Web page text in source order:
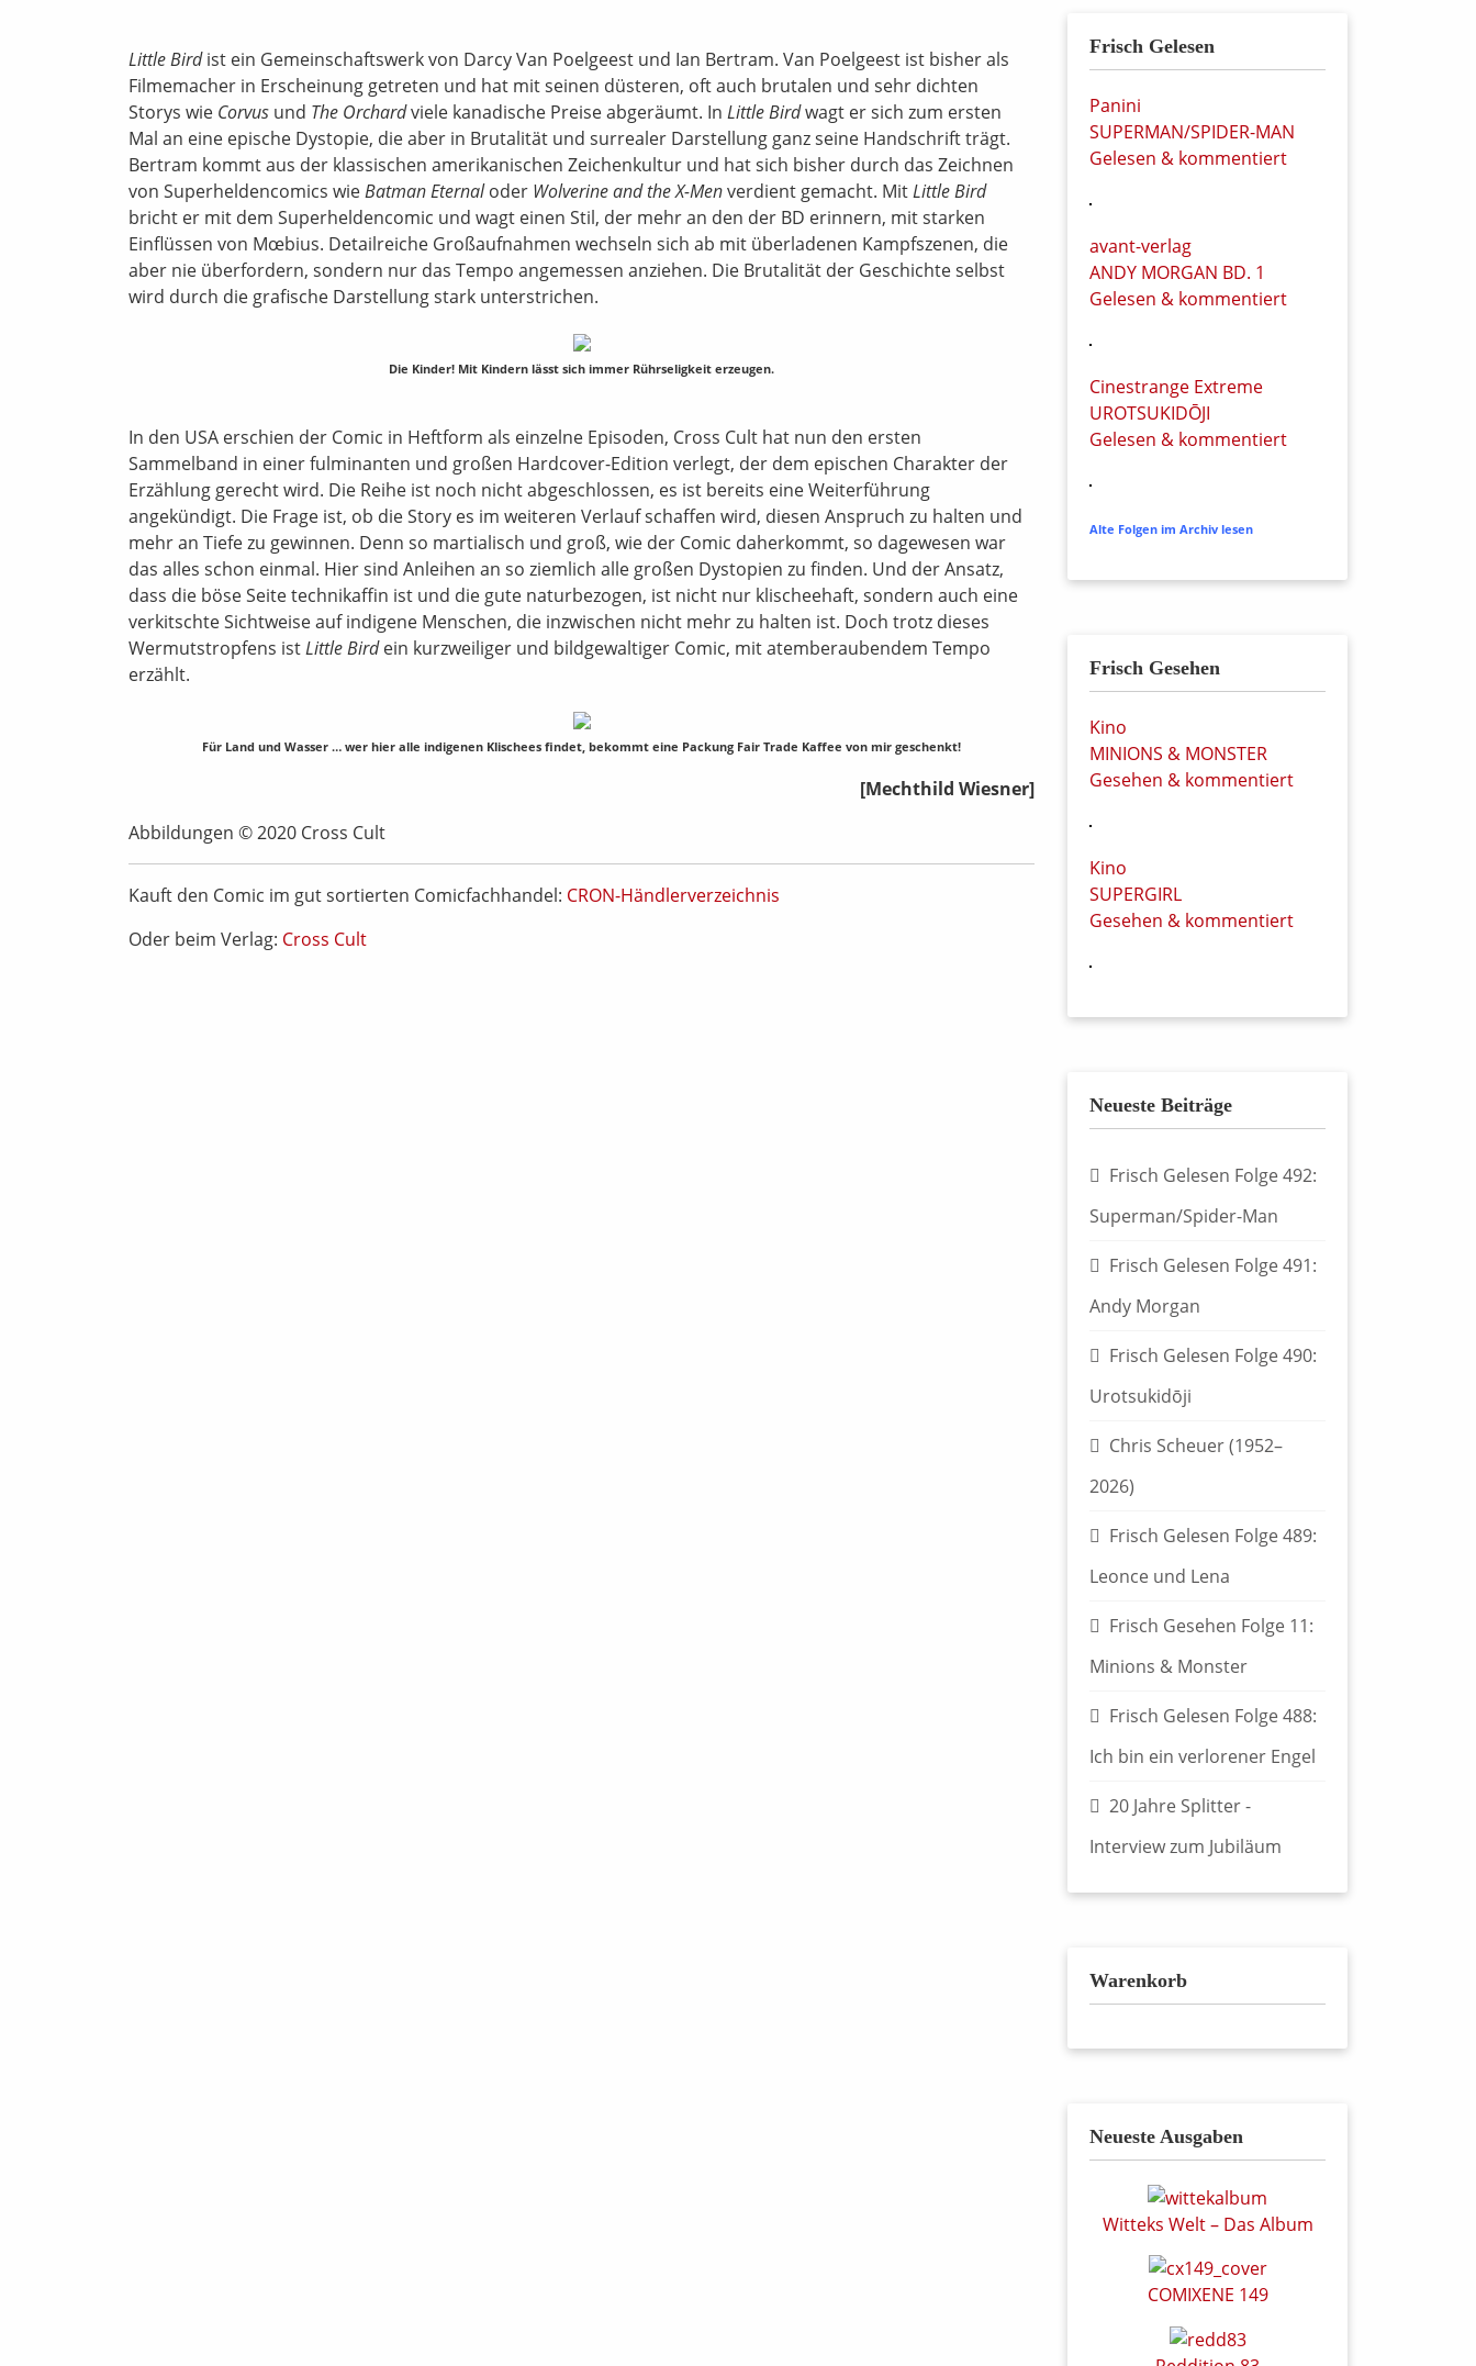
Little Birdist ein Gemeinschaftswerk von Darcy Van Poelgeest und Ian Bertram. Van Poelgeest ist bisher als
Filmemacher in Erscheinung getreten und hat mit seinen düsteren, oft auch brutalen und sehr dichten
Storys wie Corvus und The Orchardviele kanadische Preise abgeräumt. In Little Birdwagt er sich zum ersten
Mal an eine epische Dystopie, die aber in Brutalität und surrealer Darstellung ganz seine Handschrift trägt.
Bertram kommt aus der klassischen amerikanischen Zeichenkultur und hat sich bisher durch das Zeichnen
von Superheldencomics wieBatman Eternaloder Wolverine and the X-Menverdient gemacht. MitLittle Bird
bricht er mit dem Superheldencomic und wagt einen Stil, der mehr an den der BD erinnern, mit starken
Einflüssen von Mœbius. Detailreiche Großaufnahmen wechseln sich ab mit überladenen Kampfszenen, die
aber nie überfordern, sondern nur das Tempo angemessen anziehen. Die Brutalität der Geschichte selbst
wird durch die grafische Darstellung stark unterstrichen.
Die Kinder! Mit Kindern lässt sich immer Rührseligkeit erzeugen.
In den USA erschien der Comic in Heftform als einzelne Episoden, Cross Cult hat nun den ersten
Sammelband in einer fulminanten und großen Hardcover-Edition verlegt, der dem epischen Charakter der
Erzählung gerecht wird. Die Reihe ist noch nicht abgeschlossen, es ist bereits eine Weiterführung
angekündigt. Die Frage ist, ob die Story es im weiteren Verlauf schaffen wird, diesen Anspruch zu halten und
mehr an Tiefe zu gewinnen. Denn so martialisch und groß, wie der Comic daherkommt, so dagewesen war
das alles schon einmal. Hier sind Anleihen an so ziemlich alle großen Dystopien zu finden. Und der Ansatz,
dass die böse Seite technikaffin ist und die gute naturbezogen, ist nicht nur klischeehaft, sondern auch eine
verkitschte Sichtweise auf indigene Menschen, die inzwischen nicht mehr zu halten ist. Doch trotz dieses
Wermutstropfens istLittle Birdein kurzweiliger und bildgewaltiger Comic, mit atemberaubendem Tempo
erzählt.
Für Land und Wasser … wer hier alle indigenen Klischees findet, bekommt eine Packung Fair Trade Kaffee von mir geschenkt!
[Mechthild Wiesner]
Abbildungen © 2020 Cross Cult
Kauft den Comic im gut sortierten Comicfachhandel: CRON-Händlerverzeichnis
Oder beim Verlag: Cross Cult
Frisch Gelesen
Panini
SUPERMAN/SPIDER-MAN
Gelesen & kommentiert
avant-verlag
ANDY MORGAN BD. 1
Gelesen & kommentiert
Cinestrange Extreme
UROTSUKIDŌJI
Gelesen & kommentiert
Alte Folgen im Archiv lesen
Frisch Gesehen
Kino
MINIONS & MONSTER
Gesehen & kommentiert
Kino
SUPERGIRL
Gesehen & kommentiert
Neueste Beiträge
Frisch Gelesen Folge 492:
Superman/Spider-Man
Frisch Gelesen Folge 491:
Andy Morgan
Frisch Gelesen Folge 490:
Urotsukidōji
Chris Scheuer (1952–
2026)
Frisch Gelesen Folge 489:
Leonce und Lena
Frisch Gesehen Folge 11:
Minions & Monster
Frisch Gelesen Folge 488:
Ich bin ein verlorener Engel
20 Jahre Splitter -
Interview zum Jubiläum
Warenkorb
Neueste Ausgaben
Witteks Welt – Das Album
COMIXENE 149